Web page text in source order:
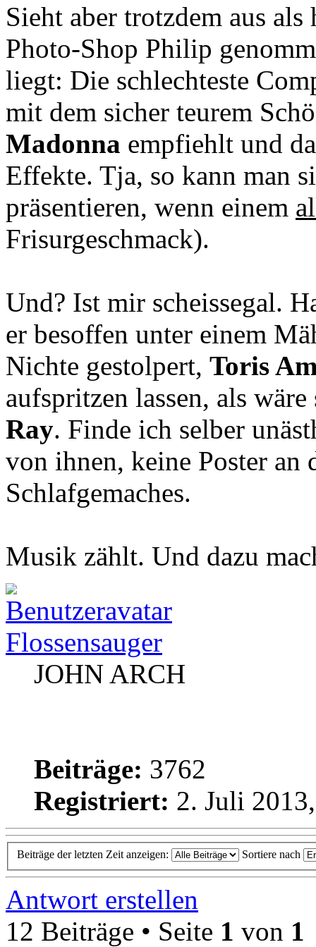
Sieht aber trotzdem aus
Photo-Shop Philip
liegt: Die schlechteste
mit dem sicher teurem
Madonna empfiehlt und
Effekte. Tja, so kann man
präsentieren, wenn einem
Frisurgeschmack).
Und? Ist mir scheissegal.
er besoffen unter einem
Nichte gestolpert, Toris
aufspritzen lassen, als
Ray. Finde ich selber
von ihnen, keine Poster an
Schlafgemaches.
Musik zählt. Und dazu
Flossensauger
JOHN ARCH
Beiträge: 3762
Registriert: 2. Juli
Beiträge der letzten Zeit anzeigen: Sortiere nach
Antwort erstellen
12 Beiträge • Seite 1 von 1